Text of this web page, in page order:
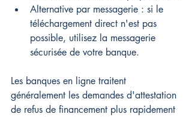
Alternative par messagerie : si le
téléchargement direct n'est pas
possible, utilisez la messagerie
sécurisée de votre banque.
Les banques en ligne traitent
généralement les demandes d'attestation
de refus de financement plus rapidement